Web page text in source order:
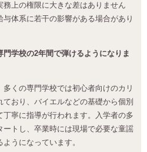
務上の権限に大きな差はありません
与体系に若干の影響がある場合があり
門学校の2年間で弾けるようになりま
多くの専門学校では初心者向けのカリ
ており、バイエルなどの基礎から個別
丁寧に指導が行われます。入学者の多
ートし、卒業時には現場で必要な童謡
うになっています。